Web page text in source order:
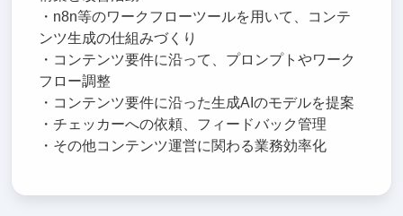
・n8n等のワークフローツールを用いて、コンテ
ンツ生成の仕組みづくり
・コンテンツ要件に沿って、プロンプトやワーク
フロー調整
・コンテンツ要件に沿った生成AIのモデルを提案
・チェッカーへの依頼、フィードバック管理
・その他コンテンツ運営に関わる業務効率化